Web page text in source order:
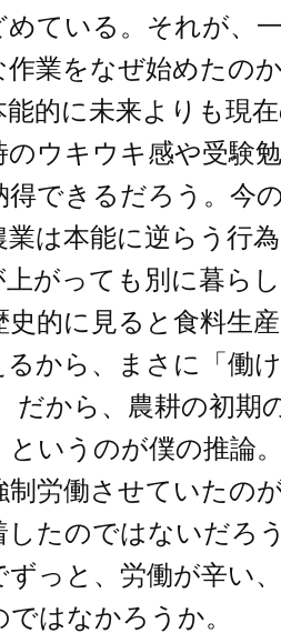
ている。それが、
作業をなぜ始めたの
能的に未来よりも現
のウキウキ感や受験
得できるだろう。今
業は本能に逆らう行
上がっても別に暮ら
史的に見ると食料生
るから、まさに「働
だから、農耕の初期
というのが僕の推論
制労働させていたの
したのではないだろ
ずっと、労働が辛い
はなかろうか。